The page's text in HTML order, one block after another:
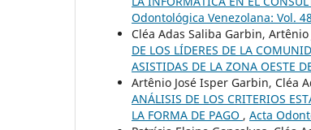
Odontológica Venezolana: Vol.
Cléa Adas Saliba Garbin,
DE LOS LÍDERES DE LA
ASISTIDAS DE LA ZONA OESTE
Artênio José Isper Garbin, Cléa
ANÁLISIS DE LOS CRITERIOS
LA FORMA DE PAGO , Acta